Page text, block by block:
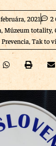
2021
2
, Múzeum totality,
Prevencia, Tak to